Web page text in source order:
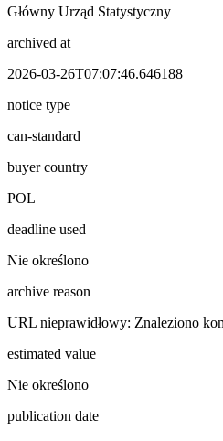
Główny Urząd Statystyczny
archived at
2026-03-26T07:07:46.646188
notice type
can-standard
buyer country
POL
deadline used
Nie określono
archive reason
URL nieprawidłowy: Znaleziono
estimated value
Nie określono
publication date